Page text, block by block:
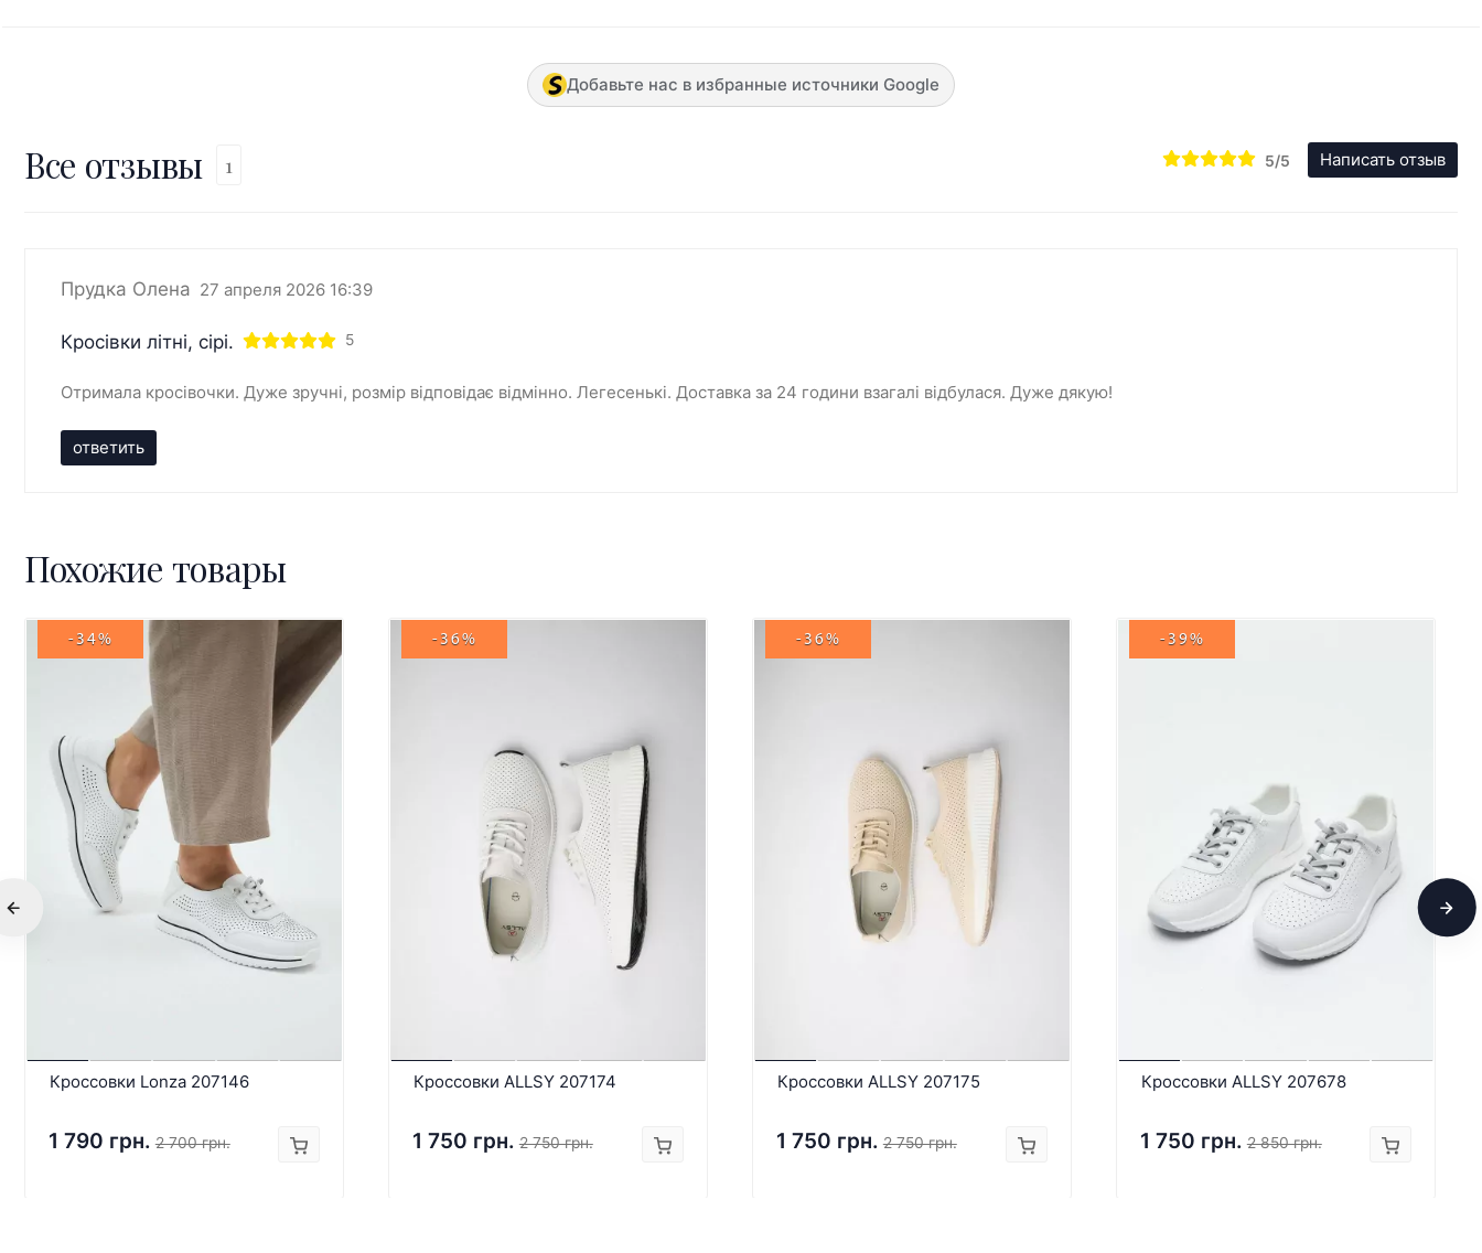
Добавьте нас в избранные источники Google
Все отзывы 1 5/5 Написать отзыв
Прудка Олена 27 апреля 2026 16:39
Кросівки літні, сірі. 5
Отримала кросівочки. Дуже зручні, розмір відповідає відмінно. Легесенькі. Доставка за 24 години взагалі відбулася. Дуже дякую!
ответить
Похожие товары
-34%
Кроссовки Lonza 207146
1 790 грн. 2 700 грн.
-36%
Кроссовки ALLSY 207174
1 750 грн. 2 750 грн.
-36%
Кроссовки ALLSY 207175
1 750 грн. 2 750 грн.
-39%
Кроссовки ALLSY 207678
1 750 грн. 2 850 грн.